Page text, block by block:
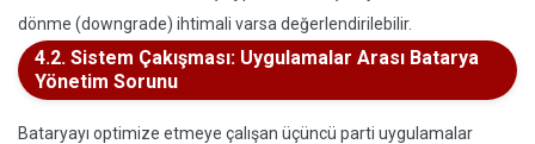
dönme (downgrade) ihtimali varsa değerlendirilebilir.
4.2. Sistem Çakışması: Uygulamalar Arası Batarya
Yönetim Sorunu
Bataryayı optimize etmeye çalışan üçüncü parti uygulamalar